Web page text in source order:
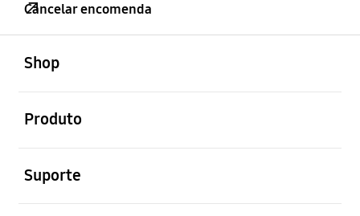
Cancelar encomenda
Shop
Produto
Suporte